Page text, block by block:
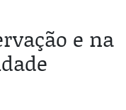
e na